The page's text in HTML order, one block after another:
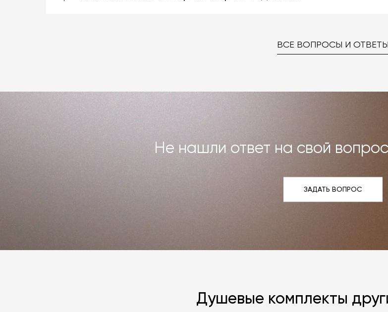
них ту, которая подойдёт именно вам. Даже если на странице товара нет опции
отделке, откройте документ по ссылке «Карта отделок», после чего выберите
ВСЕ ВОПРОСЫ И ОТВЕТЫ
Не нашли ответ на свой
ЗАДАТЬ ВОПРОС
Душевые комплекты